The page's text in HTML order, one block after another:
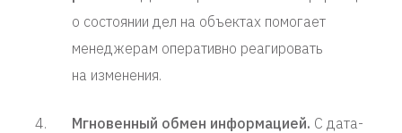
о состоянии дел на объектах помогает
менеджерам оперативно реагировать
на изменения.
Мгновенный обмен информацией. С дата-